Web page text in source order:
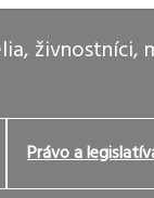
živnostníci,
Právo a